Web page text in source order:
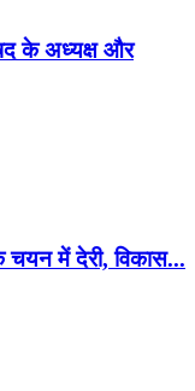
के अध्यक्ष और
चयन में देरी, विकास...